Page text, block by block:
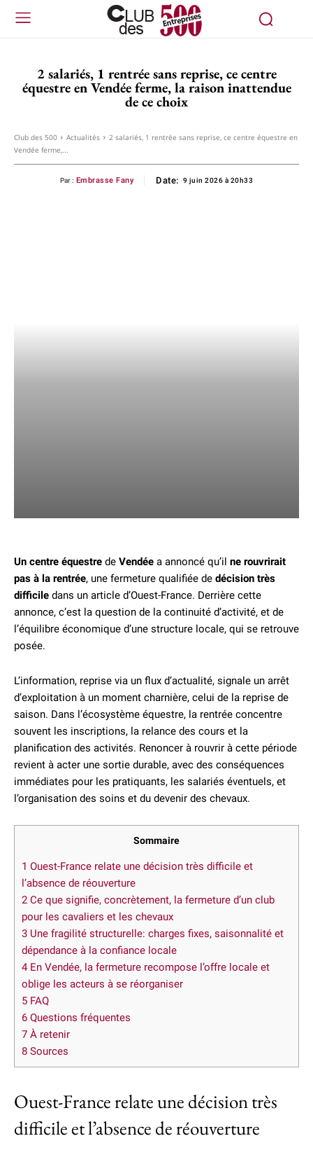
2 salariés, 1 rentrée sans reprise, ce centre
équestre en Vendée ferme, la raison inattendue
de ce choix
Club des 500 Actualités
2 salariés, 1 rentrée sans reprise, ce centre équestre en
Vendée ferme,...
Par : Embrasse Fany Date: 9 juin 2026 à 20h33
Un centre équestre de Vendée a annoncé qu’il ne rouvrirait
pas à la rentrée, une fermeture qualifiée de décision très
difficile dans un article d’Ouest-France. Derrière cette
annonce, c’est la question de la continuité d’activité, et de
l’équilibre économique d’une structure locale, qui se retrouve
posée.
L’information, reprise via un flux d’actualité, signale un arrêt
d’exploitation à un moment charnière, celui de la reprise de
saison. Dans l’écosystème équestre, la rentrée concentre
souvent les inscriptions, la relance des cours et la
planification des activités. Renoncer à rouvrir à cette période
revient à acter une sortie durable, avec des conséquences
immédiates pour les pratiquants, les salariés éventuels, et
l’organisation des soins et du devenir des chevaux.
Sommaire
1 Ouest-France relate une décision très difficile et
l’absence de réouverture
2 Ce que signifie, concrètement, la fermeture d’un club
pour les cavaliers et les chevaux
3 Une fragilité structurelle: charges fixes, saisonnalité et
dépendance à la confiance locale
4 En Vendée, la fermeture recompose l’offre locale et
oblige les acteurs à se réorganiser
5 FAQ
6 Questions fréquentes
7 À retenir
8 Sources
Ouest-France relate une décision très
difficile et l’absence de réouverture